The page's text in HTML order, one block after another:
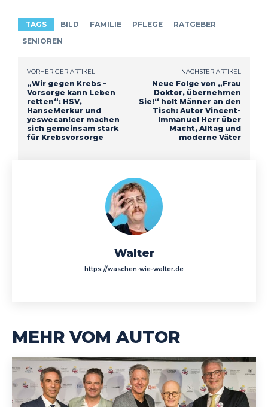
TAGS BILD FAMILIE PFLEGE
RATGEBER
SENIOREN
VORHERIGER ARTIKEL
„Wir gegen Krebs –
Vorsorge kann Leben
retten“: HSV,
HanseMerkur und
yeswecan!cer machen
sich gemeinsam stark
für Krebsvorsorge
NÄCHSTER ARTIKEL
Neue Folge von „Frau
Doktor, übernehmen
Sie!“ holt Männer an den
Tisch: Autor Vincent-
Immanuel Herr über
Macht, Alltag und
moderne Väter
Walter
https://waschen-wie-walter.de
MEHR VOM AUTOR